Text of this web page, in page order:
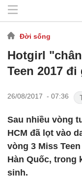
Đời sống
Hotgirl
Teen 2017
26/08/2017 - 07:36
Sau nhiều vòng
HCM đã lọt vào
vòng 3 Miss
Hàn Quốc, trong
sinh.